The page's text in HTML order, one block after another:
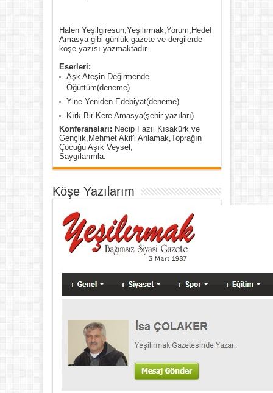
Halen Yeşilgiresun,Yeşilırmak,Yorum,Hedef
Amasya gibi günlük gazete ve dergilerde
köşe yazısı yazmaktadır.
Eserleri:
Aşk Ateşin Değirmende
Öğüttüm(deneme)
Yine Yeniden Edebiyat(deneme)
Kırk Bir Kere Amasya(şehir yazıları)
Konferansları: Necip Fazıl Kısakürk ve
Gençlik,Mehmet Akif'i Anlamak,Toprağın
Çocuğu Aşık Veysel,
Saygılarımla.
Köşe Yazılarım